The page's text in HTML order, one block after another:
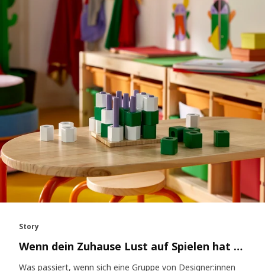
Story
Wenn dein Zuhause Lust auf Spielen hat …
Was passiert, wenn sich eine Gruppe von Designer:innen